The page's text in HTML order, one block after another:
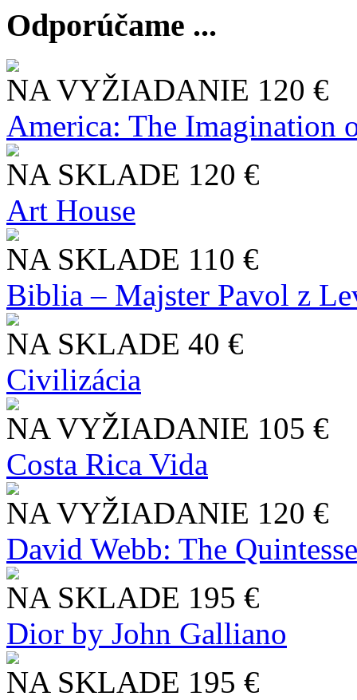
Odporúčame ...
NA VYŽIADANIE 120 €
America: The Imagination
NA SKLADE 120 €
Art House
NA SKLADE 110 €
Biblia – Majster Pavol z
NA SKLADE 40 €
Civilizácia
NA VYŽIADANIE 105 €
Costa Rica Vida
NA VYŽIADANIE 120 €
David Webb: The
NA SKLADE 195 €
Dior by John Galliano
NA SKLADE 195 €